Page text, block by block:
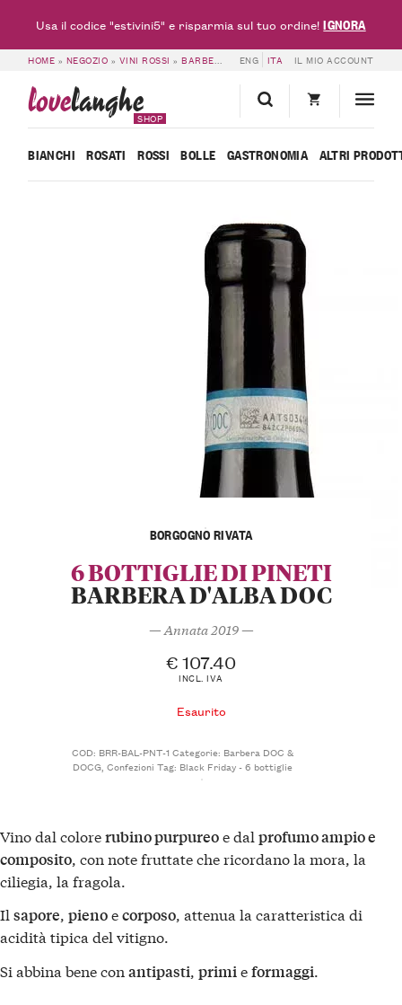
HOME » NEGOZIO » VINI ROSSI »BARBERA DOC & DOCG »6 BOTTIGLIE DI
ENG ITA IL MIO ACCOUNT
lovelanghe
SHOP
BIANCHI ROSATI ROSSI BOLLE GASTRONOMIA ALTRI
BORGOGNO RIVATA
6 BOTTIGLIE DI PINETI
BARBERA D'ALBA DOC
— Annata 2019 —
€ 107.40
INCL. IVA
Esaurito
COD: BRR-BAL-PNT-1 Categorie: Barbera DOC &
DOCG, Confezioni Tag: Black Friday - 6 bottiglie
Vino dal colorerubino purpureoe dal profumo ampio e
composito, con note fruttate che ricordano la mora, la
ciliegia, la fragola.
Il sapore, pienoecorposo, attenua la caratteristica di
acidità tipica del vitigno.
Si abbina bene con antipasti, primieformaggi.
Usa il codice "estivini5" e risparmia sul tuo ordine!IGNORA